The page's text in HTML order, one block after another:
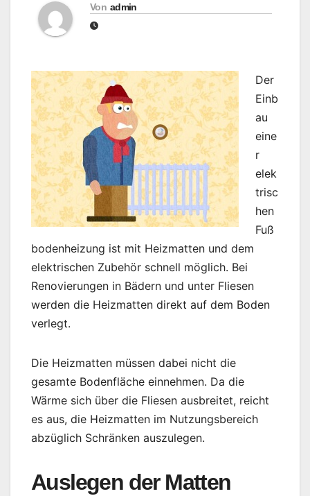
Von admin
Der
Einb
au
eine
r
elek
trisc
hen
Fuß
bodenheizung ist mit Heizmatten und dem
elektrischen Zubehör schnell möglich. Bei
Renovierungen in Bädern und unter Fliesen
werden die Heizmatten direkt auf dem Boden
verlegt.
Die Heizmatten müssen dabei nicht die
gesamte Bodenfläche einnehmen. Da die
Wärme sich über die Fliesen ausbreitet, reicht
es aus, die Heizmatten im Nutzungsbereich
abzüglich Schränken auszulegen.
Auslegen der Matten